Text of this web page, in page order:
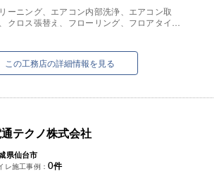
ーニング、エアコン内部洗浄、エアコン取
クロス張替え、フローリング、フロアタイ
請負致し...
この工務店の詳細情報を見る
テクノ株式会社
県仙台市
レ施工事例： 0件